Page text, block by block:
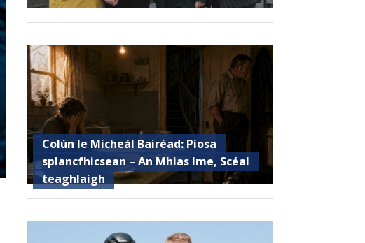
Colún le Micheál Bairéad: Píosa
splancfhicsean – An Mhias Ime, Scéal
teaghlaigh